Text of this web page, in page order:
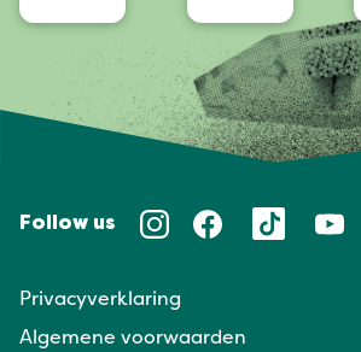
Follow us
Privacyverklaring
Algemene voorwaarden